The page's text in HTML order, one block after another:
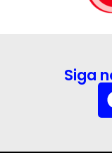
Siga